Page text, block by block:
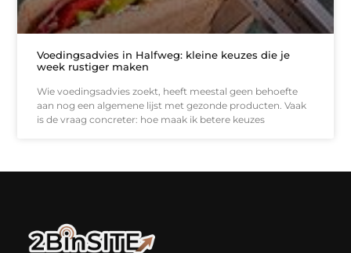
Voedingsadvies in Halfweg: kleine keuzes die je
week rustiger maken
Wie voedingsadvies zoekt, heeft meestal geen behoefte
aan nog een algemene lijst met gezonde producten. Vaak
is de vraag concreter: hoe maak ik betere keuzes